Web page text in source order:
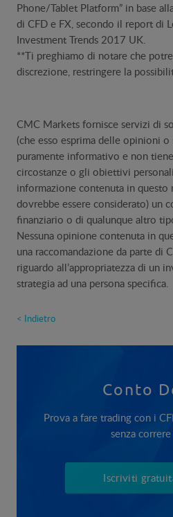
Phone/Tablet Platform” in base
di CFD e FX, secondo il report di
Investment Trends 2017 UK.
**Ti preghiamo di notare che
discrezione, restringere la
​​CMC Markets fornisce servizi di
(che esso esprima delle opinioni
puramente informativo e non
circostanze o gli obiettivi
informazione contenuta in questo
dovrebbe essere considerato) un
finanziario o di qualunque altro
Nessuna opinione contenuta in
una raccomandazione da parte di
riguardo all’appropriatezza di un
strategia ad una persona specifica.
< Indietro
Conto
Prova a fare trading con i
senza
Iscriviti